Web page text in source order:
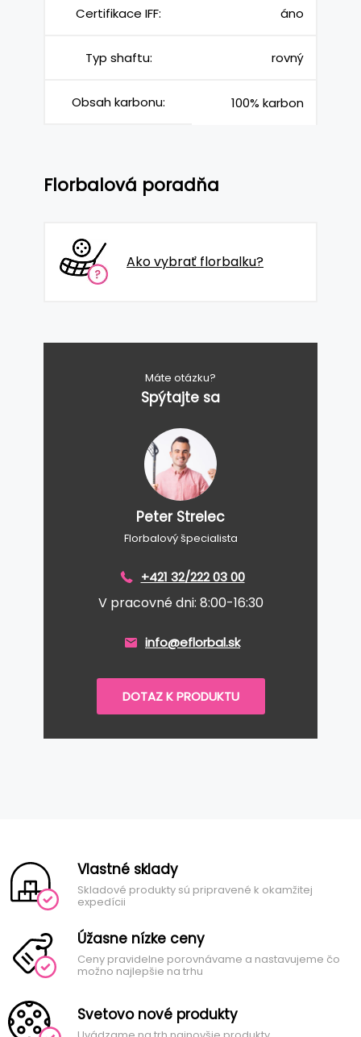
Certifikace IFF: áno
Typ shaftu: rovný
Obsah karbonu: 100% karbon
Florbalová poradňa
Ako vybrať florbalku?
Máte otázku?
Spýtajte sa
Peter Strelec
Florbalový špecialista
+421 32/222 03 00
V pracovné dni: 8:00-16:30
info@eflorbal.sk
DOTAZ K PRODUKTU
Vlastné sklady
Skladové produkty sú pripravené k okamžitej
expedícii
Úžasne nízke ceny
Ceny pravidelne porovnávame a nastavujeme čo
možno najlepšie na trhu
Svetovo nové produkty